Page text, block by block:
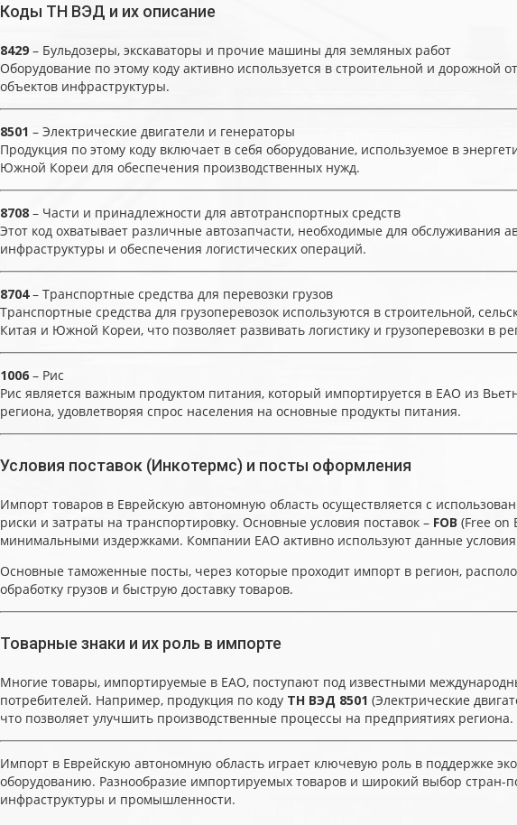
Коды ТН ВЭД и их описание
8429 – Бульдозеры, экскаваторы и прочие машины для земляных работ
Оборудование по этому коду активно используется в строительной и
объектов инфраструктуры.
8501 – Электрические двигатели и генераторы
Продукция по этому коду включает в себя оборудование, используемое в
Южной Кореи для обеспечения производственных нужд.
8708 – Части и принадлежности для автотранспортных средств
Этот код охватывает различные автозапчасти, необходимые для
инфраструктуры и обеспечения логистических операций.
8704– Транспортные средства для перевозки грузов
Транспортные средства для грузоперевозок используются в строительной,
Китая и Южной Кореи, что позволяет развивать логистику и грузоперевозки в
1006 – Рис
Рис является важным продуктом питания, который импортируется в ЕАО из
региона, удовлетворяя спрос населения на основные продукты питания.
Условия поставок (Инкотермс) и посты оформления
Импорт товаров в Еврейскую автономную область осуществляется с
риски и затраты на транспортировку. Основные условия поставок – FOB (Free on
минимальными издержками. Компании ЕАО активно используют данные
Основные таможенные посты, через которые проходит импорт в регион,
обработку грузов и быструю доставку товаров.
Товарные знаки и их роль в импорте
Многие товары, импортируемые в ЕАО, поступают под известными
потребителей. Например, продукция по коду ТН ВЭД 8501 (Электрические
что позволяет улучшить производственные процессы на предприятиях региона.
Импорт в Еврейскую автономную область играет ключевую роль в поддержке
оборудованию. Разнообразие импортируемых товаров и широкий выбор стран-
инфраструктуры и промышленности.